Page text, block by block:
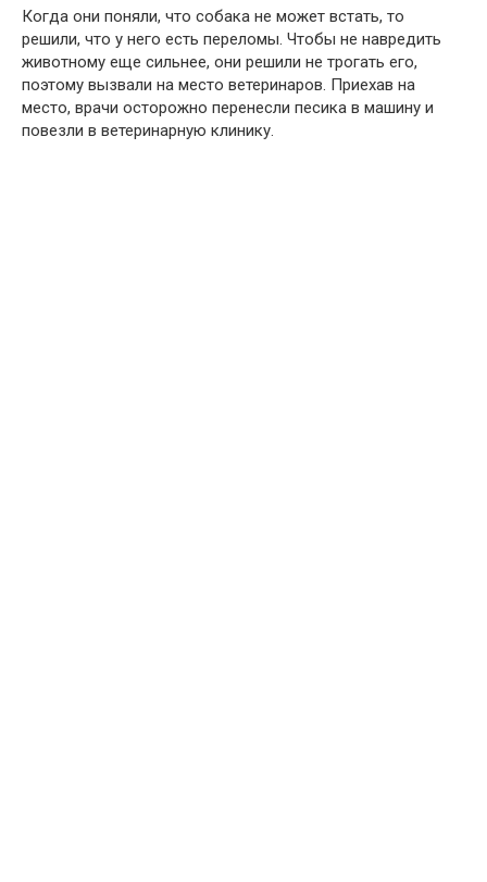
Когда они поняли, что собака не может встать, то
решили, что у него есть переломы. Чтобы не навредить
животному еще сильнее, они решили не трогать его,
поэтому вызвали на место ветеринаров. Приехав на
место, врачи осторожно перенесли песика в машину и
повезли в ветеринарную клинику.